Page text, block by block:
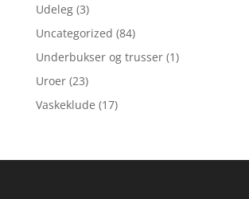
Udeleg (3)
Uncategorized (84)
Underbukser og trusser (1)
Uroer (23)
Vaskeklude (17)